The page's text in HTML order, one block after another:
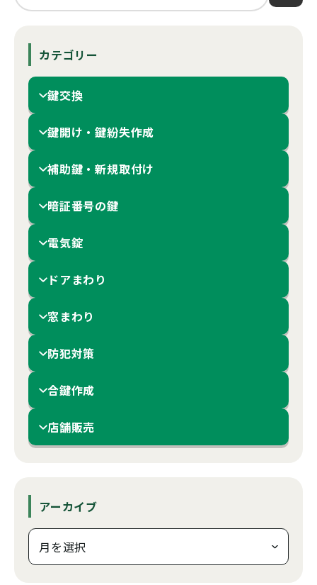
カテゴリー
鍵交換
鍵開け・鍵紛失作成
補助鍵・新規取付け
暗証番号の鍵
電気錠
ドアまわり
窓まわり
防犯対策
合鍵作成
店舗販売
アーカイブ